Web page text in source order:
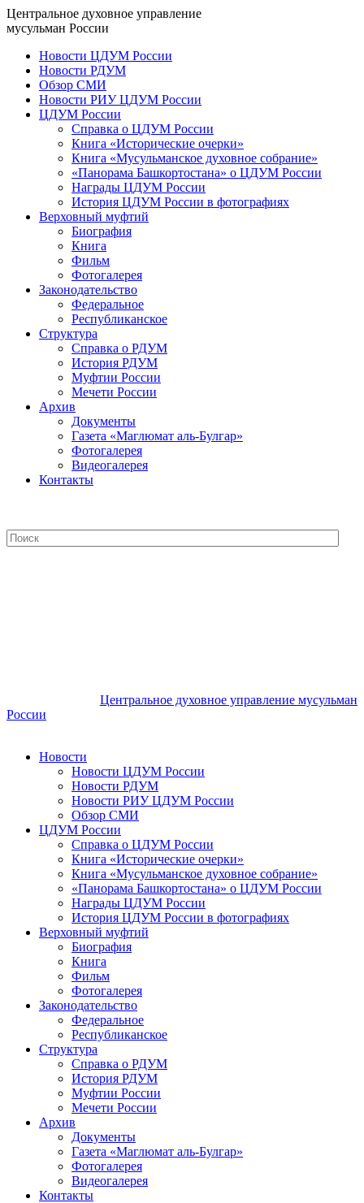
Центральное духовное управление
мусульман России
Новости ЦДУМ России
Новости РДУМ
Обзор СМИ
Новости РИУ ЦДУМ России
ЦДУМ России
Справка о ЦДУМ России
Книга «Исторические очерки»
Книга «Мусульманское духовное собрание»
«Панорама Башкортостана» о ЦДУМ России
Награды ЦДУМ России
История ЦДУМ России в фотографиях
Верховный муфтий
Биография
Книга
Фильм
Фотогалерея
Законодательство
Федеральное
Республиканское
Структура
Справка о РДУМ
История РДУМ
Муфтии России
Мечети России
Архив
Документы
Газета «Маглюмат аль-Булгар»
Фотогалерея
Видеогалерея
Контакты
Центральное духовное управление мусульман
России
Новости
Новости ЦДУМ России
Новости РДУМ
Новости РИУ ЦДУМ России
Обзор СМИ
ЦДУМ России
Справка о ЦДУМ России
Книга «Исторические очерки»
Книга «Мусульманское духовное собрание»
«Панорама Башкортостана» о ЦДУМ России
Награды ЦДУМ России
История ЦДУМ России в фотографиях
Верховный муфтий
Биография
Книга
Фильм
Фотогалерея
Законодательство
Федеральное
Республиканское
Структура
Справка о РДУМ
История РДУМ
Муфтии России
Мечети России
Архив
Документы
Газета «Маглюмат аль-Булгар»
Фотогалерея
Видеогалерея
Контакты